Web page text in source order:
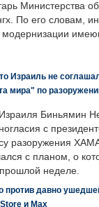
Министерства
По его словам,
модернизации
Израиль не
мира" по
Биньямин
с
разоружения
с планом, о
неделе.
давно
и Max